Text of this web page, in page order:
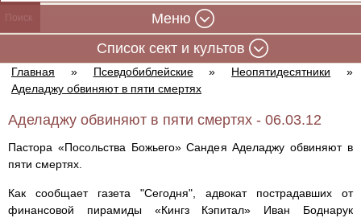
Меню
Cписок сект и культов
Главная » Псевдобиблейские » Неопятидесятники
»
Аделаджу обвиняют в пяти смертях
Аделаджу обвиняют в пяти смертях - 06.03.12
Пастора «Посольства Божьего» Сандея Аделаджу обвиняют в
пяти смертях.
Как сообщает газета "Сегодня", адвокат пострадавших от
финансовой пирамиды «Кингз Кэпитал» Иван Боднарук